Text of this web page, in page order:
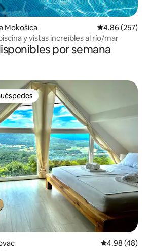
Mokošica Calificación
4.86 (257)
y vistas increíbles al río/mar
por semana
entre huéspedes
Calificación
4.98 (48)